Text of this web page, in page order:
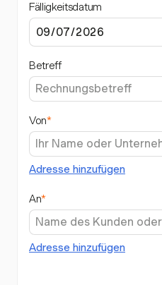
Fälligkeitsdatum
Betreff
Von*
Adresse hinzufügen
An*
Adresse hinzufügen